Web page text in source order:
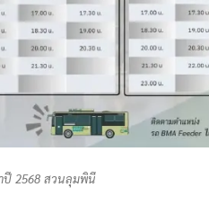
ปี 2568 สวนลุมพินี